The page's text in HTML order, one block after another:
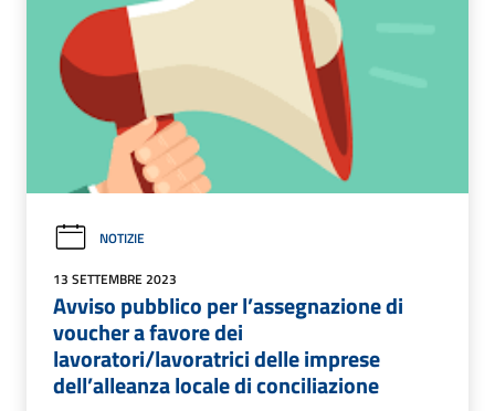
NOTIZIE
13 SETTEMBRE 2023
Avviso pubblico per l’assegnazione di
voucher a favore dei
lavoratori/lavoratrici delle imprese
dell’alleanza locale di conciliazione